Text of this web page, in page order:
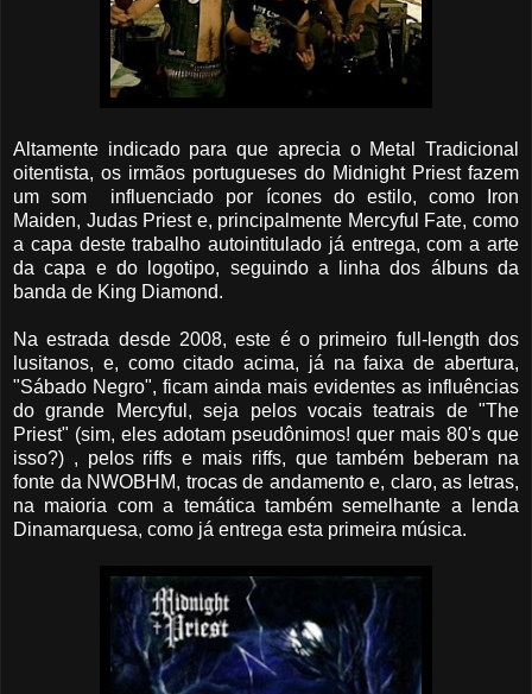
Altamente indicado para que aprecia o Metal Tradicional
oitentista, os irmãos portugueses do Midnight Priest fazem
um som influenciado por ícones do estilo, como Iron
Maiden, Judas Priest e, principalmente Mercyful Fate, como
a capa deste trabalho autointitulado já entrega, com a arte
da capa e do logotipo, seguindo a linha dos álbuns da
banda de King Diamond.
Na estrada desde 2008, este é o primeiro full-length dos
lusitanos, e, como citado acima, já na faixa de abertura,
"Sábado Negro", ficam ainda mais evidentes as influências
do grande Mercyful, seja pelos vocais teatrais de "The
Priest" (sim, eles adotam pseudônimos! quer mais 80's que
isso?) , pelos riffs e mais riffs, que também beberam na
fonte da NWOBHM, trocas de andamento e, claro, as letras,
na maioria com a temática também semelhante a lenda
Dinamarquesa, como já entrega esta primeira música.